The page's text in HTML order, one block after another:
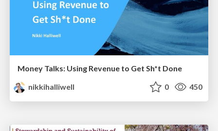
Money Talks: Using Revenue to Get Sh*t Done
nikkihalliwell
0 450